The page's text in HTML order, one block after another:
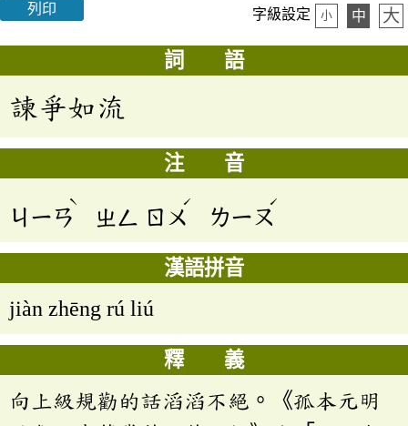
列印 字級設定 小 中 大
詞 語
諫爭如流
注 音
ㄐㄧㄢ
ˋ
ㄓㄥ ㄖㄨ
ˊ
ㄌㄧㄡ
ˊ
漢語拼音
jiàn zhēng rú liú
釋 義
向上級規勸的話滔滔不絕。《孤本元明